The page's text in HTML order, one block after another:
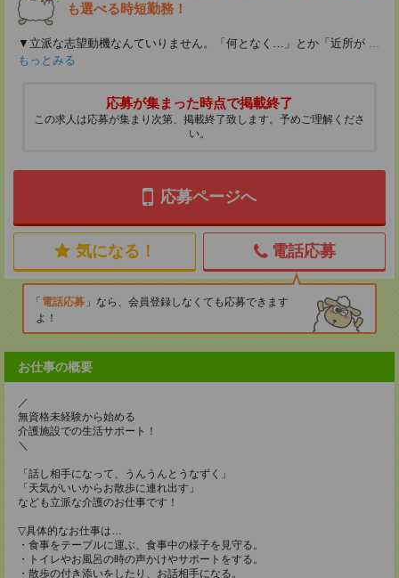
も選べる時短勤務！
▼立派な志望動機なんていりません。「何となく…」とか「近所が ...
もっとみる
応募が集まった時点で掲載終了
この求人は応募が集まり次第、掲載終了致します。予めご理解くださ
い。
応募ページへ
気になる！ 電話応募
電話応募
なら、会員登録しなくても応募できます
よ！
お仕事の概要
／
無資格未経験から始める
介護施設での生活サポート！
＼
「話し相手になって、うんうんとうなずく」
「天気がいいからお散歩に連れ出す」
なども立派な介護のお仕事です！
▽具体的なお仕事は…
・食事をテーブルに運ぶ、食事中の様子を見守る。
・トイレやお風呂の時の声かけやサポートをする。
・散歩の付き添いをしたり、お話相手になる。